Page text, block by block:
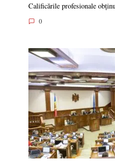
Calificările profesionale
0